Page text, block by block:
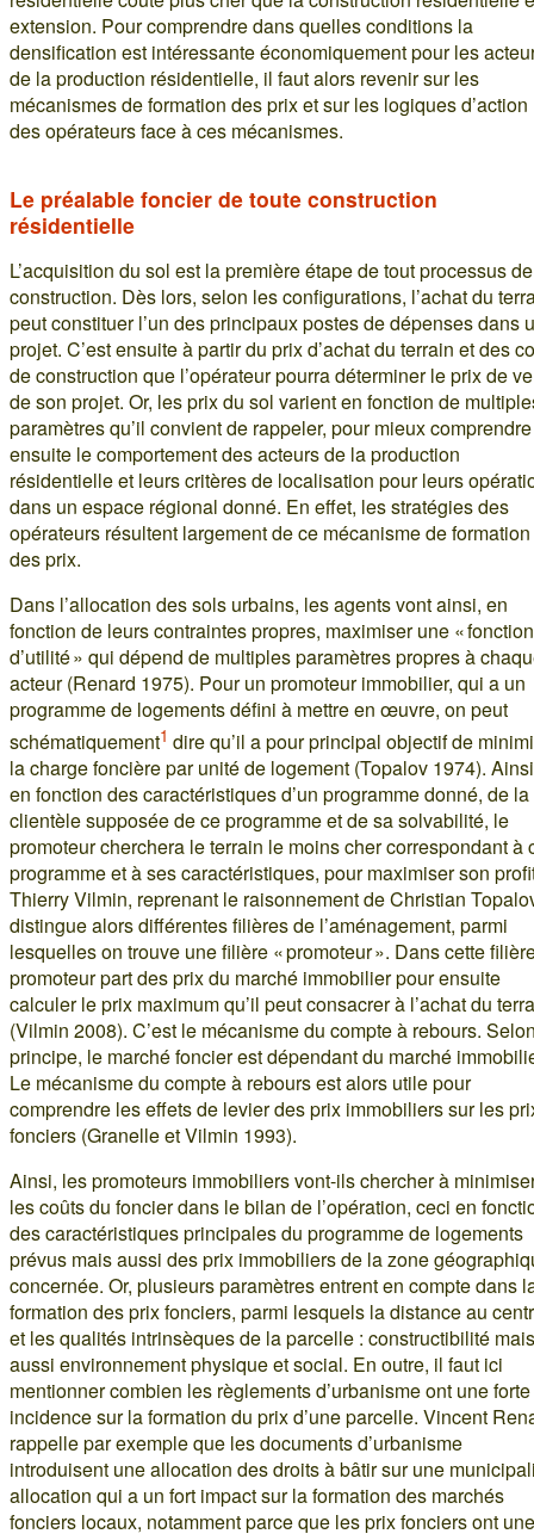
extension. Pour comprendre dans quelles conditions la
densification est intéressante économiquement pour les
de la production résidentielle, il faut alors revenir sur les
mécanismes de formation des prix et sur les logiques d’action
des opérateurs face à ces mécanismes.
Le préalable foncier de toute construction
résidentielle
L’acquisition du sol est la première étape de tout processus de
construction. Dès lors, selon les configurations, l’achat du
peut constituer l’un des principaux postes de dépenses dans
projet. C’est ensuite à partir du prix d’achat du terrain et des
de construction que l’opérateur pourra déterminer le prix de
de son projet. Or, les prix du sol varient en fonction de
paramètres qu’il convient de rappeler, pour mieux comprendre
ensuite le comportement des acteurs de la production
résidentielle et leurs critères de localisation pour leurs
dans un espace régional donné. En effet, les stratégies des
opérateurs résultent largement de ce mécanisme de formation
des prix.
Dans l’allocation des sols urbains, les agents vont ainsi, en
fonction de leurs contraintes propres, maximiser une « fonction
d’utilité » qui dépend de multiples paramètres propres à
acteur (Renard 1975). Pour un promoteur immobilier, qui a un
programme de logements défini à mettre en œuvre, on peut
schématiquement1 dire qu’il a pour principal objectif de
la charge foncière par unité de logement (Topalov 1974).
en fonction des caractéristiques d’un programme donné, de la
clientèle supposée de ce programme et de sa solvabilité, le
promoteur cherchera le terrain le moins cher correspondant à
programme et à ses caractéristiques, pour maximiser son
Thierry Vilmin, reprenant le raisonnement de Christian
distingue alors différentes filières de l’aménagement, parmi
lesquelles on trouve une filière « promoteur ». Dans cette
promoteur part des prix du marché immobilier pour ensuite
calculer le prix maximum qu’il peut consacrer à l’achat du
(Vilmin 2008). C’est le mécanisme du compte à rebours.
principe, le marché foncier est dépendant du marché
Le mécanisme du compte à rebours est alors utile pour
comprendre les effets de levier des prix immobiliers sur les
fonciers (Granelle et Vilmin 1993).
Ainsi, les promoteurs immobiliers vont-ils chercher à
les coûts du foncier dans le bilan de l’opération, ceci en
des caractéristiques principales du programme de logements
prévus mais aussi des prix immobiliers de la zone
concernée. Or, plusieurs paramètres entrent en compte dans
formation des prix fonciers, parmi lesquels la distance au
et les qualités intrinsèques de la parcelle : constructibilité mais
aussi environnement physique et social. En outre, il faut ici
mentionner combien les règlements d’urbanisme ont une forte
incidence sur la formation du prix d’une parcelle. Vincent
rappelle par exemple que les documents d’urbanisme
introduisent une allocation des droits à bâtir sur une
allocation qui a un fort impact sur la formation des marchés
fonciers locaux, notamment parce que les prix fonciers ont une